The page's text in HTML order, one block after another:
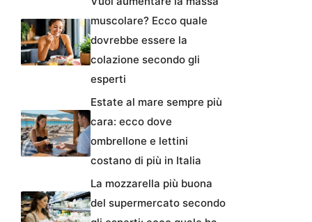
muscolare? Ecco quale
dovrebbe essere la
colazione secondo gli
esperti
Estate al mare sempre più
cara: ecco dove
ombrellone e lettini
costano di più in Italia
La mozzarella più buona
del supermercato secondo